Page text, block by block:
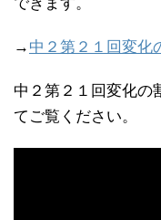
→ 中２第２１回変化
中２第２１回変化の
てご覧ください。